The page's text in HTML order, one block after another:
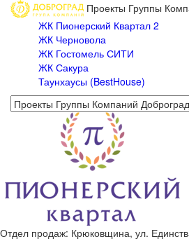
Проекты Группы
ЖК Пионерский Квартал 2
ЖК Черновола
ЖК Гостомель СИТИ
ЖК Сакура
Таунхаусы (BestHouse)
Отдел продаж: Крюковщина, ул.